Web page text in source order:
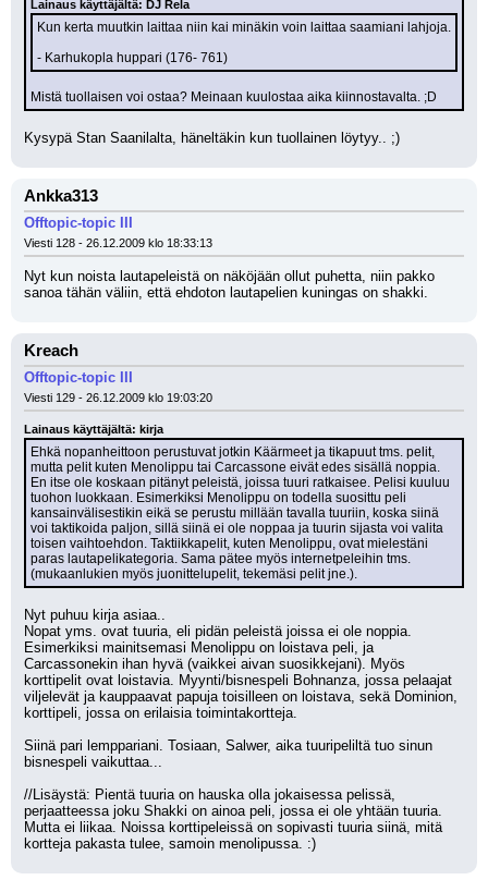
Lainaus käyttäjältä: DJ Rela
Kun kerta muutkin laittaa niin kai minäkin voin laittaa saamiani lahjoja.
- Karhukopla huppari (176- 761)
Mistä tuollaisen voi ostaa? Meinaan kuulostaa aika kiinnostavalta. ;D
Kysypä Stan Saanilalta, häneltäkin kun tuollainen löytyy.. ;)
Ankka313
Offtopic-topic III
Viesti 128 - 26.12.2009 klo 18:33:13
Nyt kun noista lautapeleistä on näköjään ollut puhetta, niin pakko
sanoa tähän väliin, että ehdoton lautapelien kuningas on shakki.
Kreach
Offtopic-topic III
Viesti 129 - 26.12.2009 klo 19:03:20
Lainaus käyttäjältä: kirja
Ehkä nopanheittoon perustuvat jotkin Käärmeet ja tikapuut tms. pelit,
mutta pelit kuten Menolippu tai Carcassone eivät edes sisällä noppia.
En itse ole koskaan pitänyt peleistä, joissa tuuri ratkaisee. Pelisi kuuluu
tuohon luokkaan. Esimerkiksi Menolippu on todella suosittu peli
kansainvälisestikin eikä se perustu millään tavalla tuuriin, koska siinä
voi taktikoida paljon, sillä siinä ei ole noppaa ja tuurin sijasta voi valita
toisen vaihtoehdon. Taktiikkapelit, kuten Menolippu, ovat mielestäni
paras lautapelikategoria. Sama pätee myös internetpeleihin tms.
(mukaanlukien myös juonittelupelit, tekemäsi pelit jne.).
Nyt puhuu kirja asiaa..
Nopat yms. ovat tuuria, eli pidän peleistä joissa ei ole noppia.
Esimerkiksi mainitsemasi Menolippu on loistava peli, ja
Carcassonekin ihan hyvä (vaikkei aivan suosikkejani). Myös
korttipelit ovat loistavia. Myynti/bisnespeli Bohnanza, jossa pelaajat
viljelevät ja kauppaavat papuja toisilleen on loistava, sekä Dominion,
korttipeli, jossa on erilaisia toimintakortteja.
Siinä pari lemppariani. Tosiaan, Salwer, aika tuuripeliltä tuo sinun
bisnespeli vaikuttaa...
//Lisäystä: Pientä tuuria on hauska olla jokaisessa pelissä,
perjaatteessa joku Shakki on ainoa peli, jossa ei ole yhtään tuuria.
Mutta ei liikaa. Noissa korttipeleissä on sopivasti tuuria siinä, mitä
kortteja pakasta tulee, samoin menolipussa. :)